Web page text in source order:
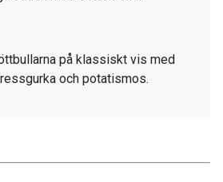
på klassiskt vis med
och potatismos.